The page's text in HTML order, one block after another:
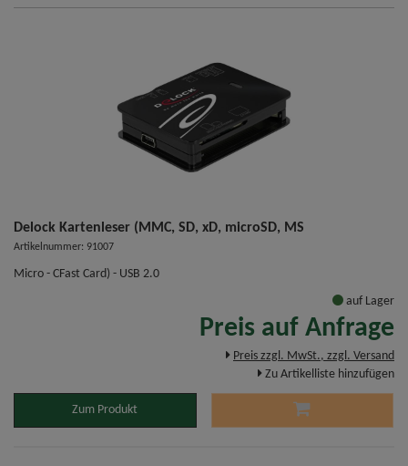
Delock Kartenleser (MMC, SD, xD, microSD, MS
Artikelnummer: 91007
Micro - CFast Card) - USB 2.0
auf Lager
Preis auf Anfrage
Preis zzgl. MwSt., zzgl. Versand
Zu Artikelliste hinzufügen
Zum Produkt